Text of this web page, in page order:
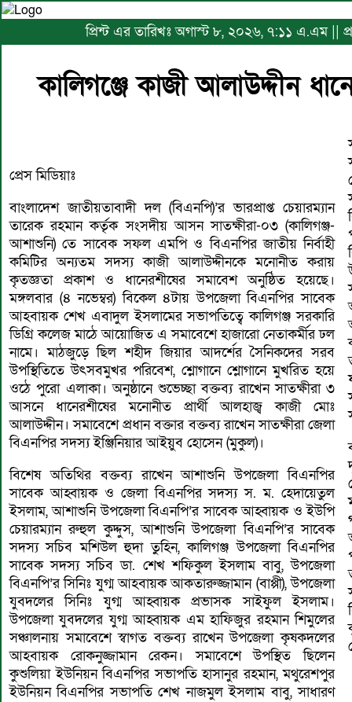
প্রিন্ট এর তারিখঃ অগাস্ট ৮, ২০২৬, ৭:১১ এ.এম ||
কালিগঞ্জে কাজী আলাউদ্দীন
প্রেস মিডিয়াঃ
বাংলাদেশ জাতীয়তাবাদী দল (বিএনপি)’র ভারপ্রাপ্ত চেয়ারম্যান
তারেক রহমান কর্তৃক সংসদীয় আসন সাতক্ষীরা-০৩ (কালিগঞ্জ-
আশাশুনি) তে সাবেক সফল এমপি ও বিএনপির জাতীয় নির্বাহী
কমিটির অন্যতম সদস্য কাজী আলাউদ্দীনকে মনোনীত করায়
কৃতজ্ঞতা প্রকাশ ও ধানেরশীষের সমাবেশ অনুষ্ঠিত হয়েছে।
মঙ্গলবার (৪ নভেম্বর) বিকেল ৪টায় উপজেলা বিএনপির সাবেক
আহবায়ক শেখ এবাদুল ইসলামের সভাপতিত্বে কালিগঞ্জ সরকারি
ডিগ্রি কলেজ মাঠে আয়োজিত এ সমাবেশে হাজারো নেতাকর্মীর ঢল
নামে। মাঠজুড়ে ছিল শহীদ জিয়ার আদর্শের সৈনিকদের সরব
উপস্থিতিতে উৎসবমুখর পরিবেশ, শ্লোগানে শ্লোগানে মুখরিত হয়ে
ওঠে পুরো এলাকা। অনুষ্ঠানে শুভেচ্ছা বক্তব্য রাখেন সাতক্ষীরা ৩
আসনে ধানেরশীষের মনোনীত প্রার্থী আলহাজ্ব কাজী মোঃ
আলাউদ্দীন। সমাবেশে প্রধান বক্তার বক্তব্য রাখেন সাতক্ষীরা জেলা
বিএনপির সদস্য ইঞ্জিনিয়ার আইয়ুব হোসেন (মুকুল)।
বিশেষ অতিথির বক্তব্য রাখেন আশাশুনি উপজেলা বিএনপির
সাবেক আহ্বায়ক ও জেলা বিএনপির সদস্য স. ম. হেদায়েতুল
ইসলাম, আশাশুনি উপজেলা বিএনপি’র সাবেক আহ্বায়ক ও ইউপি
চেয়ারম্যান রুহুল কুদ্দুস, আশাশুনি উপজেলা বিএনপি’র সাবেক
সদস্য সচিব মশিউল হুদা তুহিন, কালিগঞ্জ উপজেলা বিএনপির
সাবেক সদস্য সচিব ডা. শেখ শফিকুল ইসলাম বাবু, উপজেলা
বিএনপি’র সিনিঃ যুগ্ম আহবায়ক আকতারুজ্জামান (বাপ্পী), উপজেলা
যুবদলের সিনিঃ যুগ্ম আহ্বায়ক প্রভাসক সাইফুল ইসলাম।
উপজেলা যুবদলের যুগ্ম আহ্বায়ক এম হাফিজুর রহমান শিমুলের
সঞ্চালনায় সমাবেশে স্বাগত বক্তব্য রাখেন উপজেলা কৃষকদলের
আহবায়ক রোকনুজ্জামান রেকন। সমাবেশে উপস্থিত ছিলেন
কুশুলিয়া ইউনিয়ন বিএনপির সভাপতি হাসানুর রহমান, মথুরেশপুর
ইউনিয়ন বিএনপির সভাপতি শেখ নাজমুল ইসলাম বাবু, সাধারণ